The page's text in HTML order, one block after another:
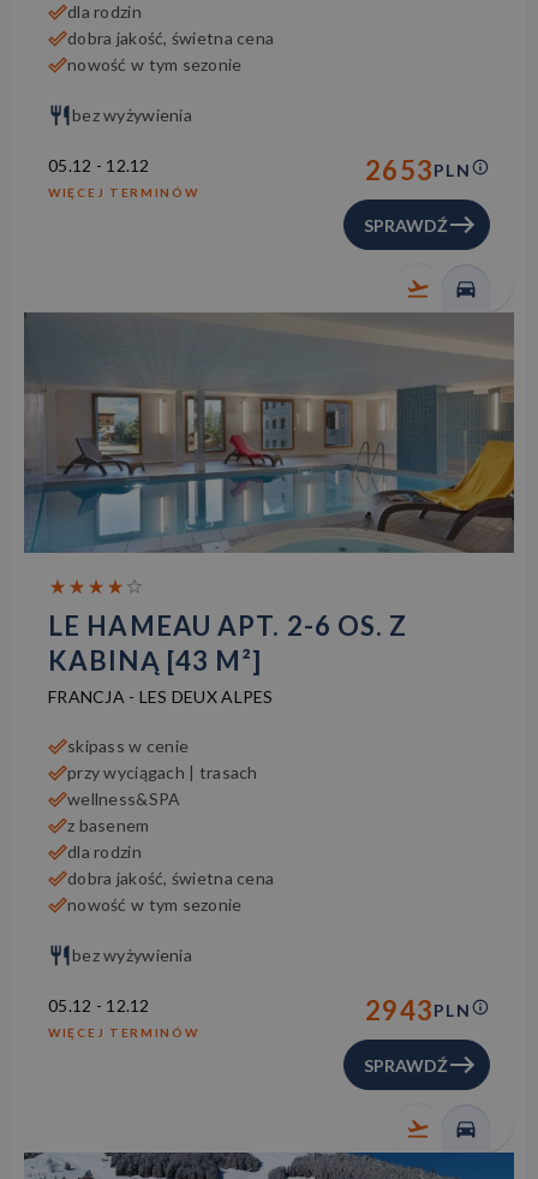
dla rodzin
dobra jakość, świetna cena
nowość w tym sezonie
bez wyżywienia
05.12 - 12.12
WIĘCEJ TERMINÓW
2653PLN
SPRAWDŹ
LE HAMEAU APT. 2-6 OS. Z
KABINĄ [43 M²]
FRANCJA - LES DEUX ALPES
skipass w cenie
przy wyciągach | trasach
wellness&SPA
z basenem
dla rodzin
dobra jakość, świetna cena
nowość w tym sezonie
bez wyżywienia
05.12 - 12.12
WIĘCEJ TERMINÓW
2943PLN
SPRAWDŹ